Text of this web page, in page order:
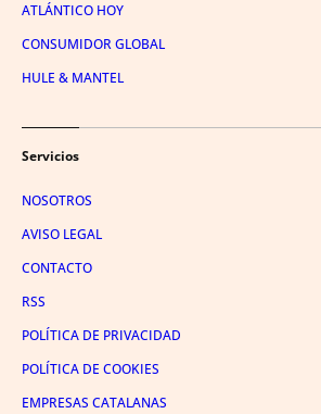
ATLÁNTICO HOY
CONSUMIDOR GLOBAL
HULE & MANTEL
Servicios
NOSOTROS
AVISO LEGAL
CONTACTO
RSS
POLÍTICA DE PRIVACIDAD
POLÍTICA DE COOKIES
EMPRESAS CATALANAS